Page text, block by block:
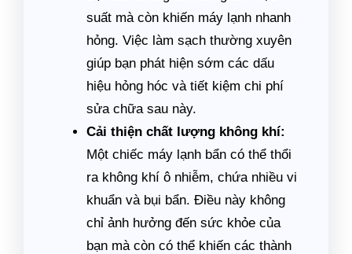
suất mà còn khiến máy lạnh nhanh
hỏng. Việc làm sạch thường xuyên
giúp bạn phát hiện sớm các dấu
hiệu hỏng hóc và tiết kiệm chi phí
sửa chữa sau này.
Cải thiện chất lượng không khí:
Một chiếc máy lạnh bẩn có thể thổi
ra không khí ô nhiễm, chứa nhiều vi
khuẩn và bụi bẩn. Điều này không
chỉ ảnh hưởng đến sức khỏe của
bạn mà còn có thể khiến các thành